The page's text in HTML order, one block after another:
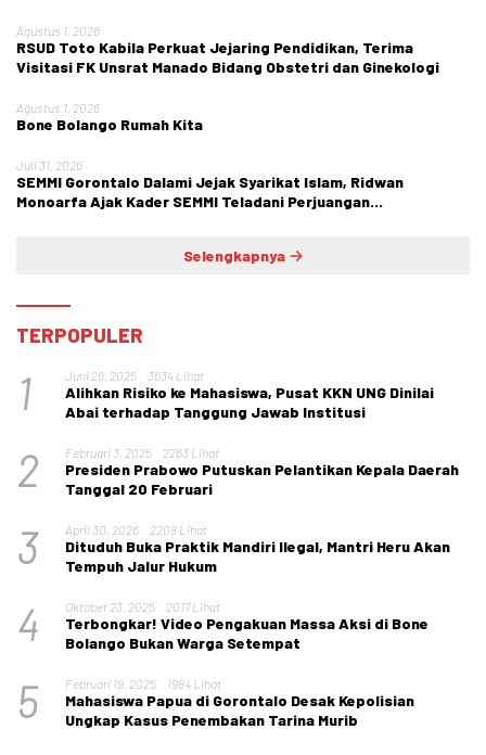
Agustus 1, 2026
RSUD Toto Kabila Perkuat Jejaring Pendidikan, Terima
Visitasi FK Unsrat Manado Bidang Obstetri dan Ginekologi
Agustus 1, 2026
Bone Bolango Rumah Kita
Juli 31, 2026
SEMMI Gorontalo Dalami Jejak Syarikat Islam, Ridwan
Monoarfa Ajak Kader SEMMI Teladani Perjuangan
Selengkapnya
TERPOPULER
1 Juni 26, 2025 3634 Lihat
Alihkan Risiko ke Mahasiswa, Pusat KKN UNG Dinilai
Abai terhadap Tanggung Jawab Institusi
2 Februari 3, 2025 2263 Lihat
Presiden Prabowo Putuskan Pelantikan Kepala Daerah
Tanggal 20 Februari
3 April 30, 2026 2208 Lihat
Dituduh Buka Praktik Mandiri Ilegal, Mantri Heru Akan
Tempuh Jalur Hukum
4 Oktober 23, 2025 2017 Lihat
Terbongkar! Video Pengakuan Massa Aksi di Bone
Bolango Bukan Warga Setempat
5 Februari 19, 2025 1984 Lihat
Mahasiswa Papua di Gorontalo Desak Kepolisian
Ungkap Kasus Penembakan Tarina Murib